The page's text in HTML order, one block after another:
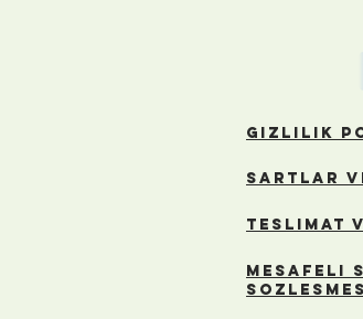
gızlılık
sartlar
teslımat
Mesafeli